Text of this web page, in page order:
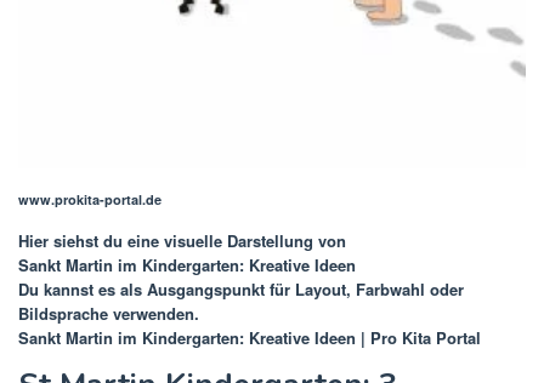
www.prokita-portal.de
Hier siehst du eine visuelle Darstellung von
Sankt Martin im Kindergarten: Kreative Ideen
Du kannst es als Ausgangspunkt für Layout, Farbwahl oder
Bildsprache verwenden.
Sankt Martin im Kindergarten: Kreative Ideen | Pro Kita Portal